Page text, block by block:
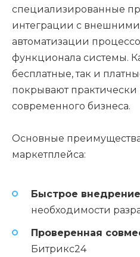
специализированные
интеграции с
автоматизации
функционала системы.
бесплатные, так и
покрывают практически
современного бизнеса.
Основные
маркетплейса:
Быстрое внедрение
необходимости
Проверенная
Битрикс24